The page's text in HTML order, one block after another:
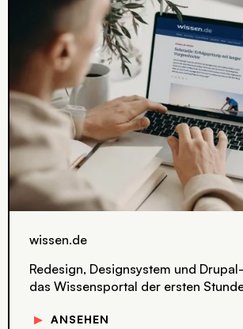
wissen.de
Redesign, Designsystem und
das Wissensportal der ersten
▼ ANSEHEN